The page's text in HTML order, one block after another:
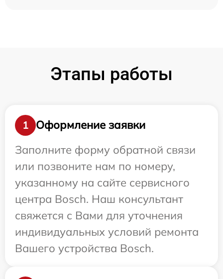
Этапы работы
1
Оформление заявки
Заполните форму обратной связи
или позвоните нам по номеру,
указанному на сайте сервисного
центра Bosch. Наш консультант
свяжется с Вами для уточнения
индивидуальных условий ремонта
Вашего устройства Bosch.